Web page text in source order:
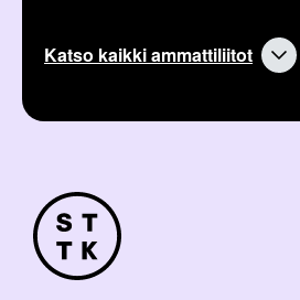
Katso kaikki ammattiliitot